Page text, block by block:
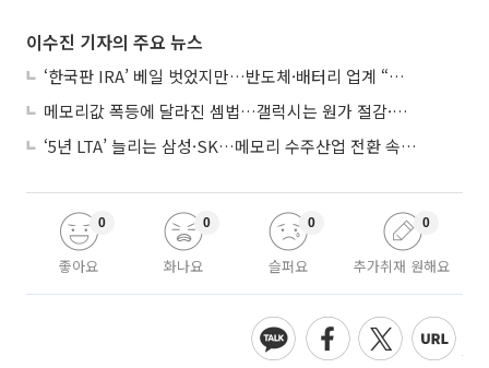
이수진 기자의 주요 뉴스
‘한국판 IRA’ 베일 벗었지만…반도체·배터리 업계 “시행령이 관건”
메모리값 폭등에 달라진 셈법…갤럭시는 원가 절감·아이폰은 서비스 확대
‘5년 LTA’ 늘리는 삼성·SK…메모리 수주산업 전환 속 다른 셈법
좋아요
0
화나요
0
슬퍼요
0
추가취재 원해요
0